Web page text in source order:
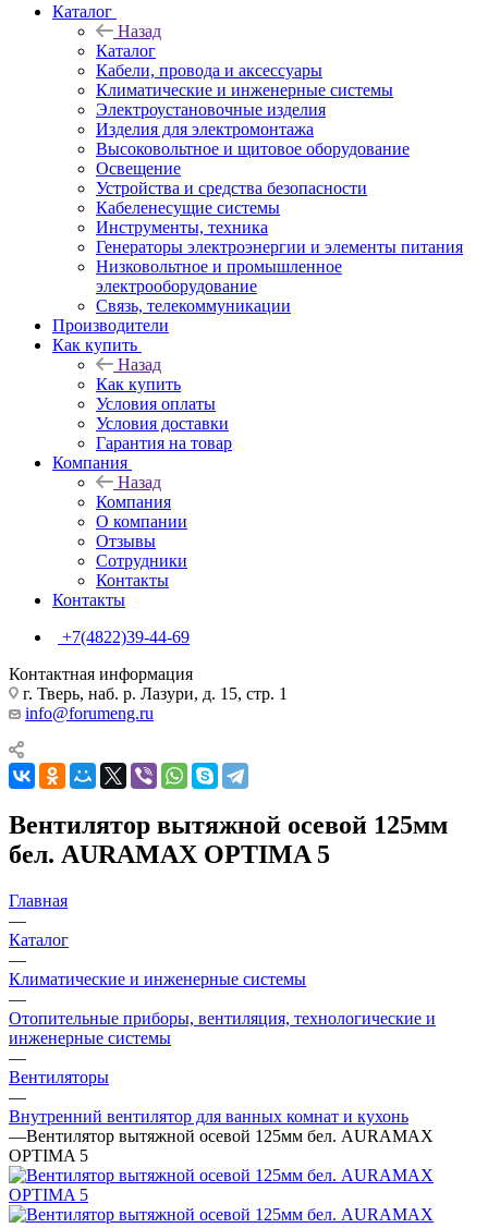
Каталог
Назад
Каталог
Кабели, провода и аксессуары
Климатические и инженерные системы
Электроустановочные изделия
Изделия для электромонтажа
Высоковольтное и щитовое оборудование
Освещение
Устройства и средства безопасности
Кабеленесущие системы
Инструменты, техника
Генераторы электроэнергии и элементы питания
Низковольтное и промышленное
электрооборудование
Связь, телекоммуникации
Производители
Как купить
Назад
Как купить
Условия оплаты
Условия доставки
Гарантия на товар
Компания
Назад
Компания
О компании
Отзывы
Сотрудники
Контакты
Контакты
+7(4822)39-44-69
Контактная информация
г. Тверь, наб. р. Лазури, д. 15, стр. 1
info@forumeng.ru
Вентилятор вытяжной осевой 125мм
бел. AURAMAX OPTIMA 5
Главная
—
Каталог
—
Климатические и инженерные системы
—
Отопительные приборы, вентиляция, технологические и
инженерные системы
—
Вентиляторы
—
Внутренний вентилятор для ванных комнат и кухонь
—Вентилятор вытяжной осевой 125мм бел. AURAMAX
OPTIMA 5